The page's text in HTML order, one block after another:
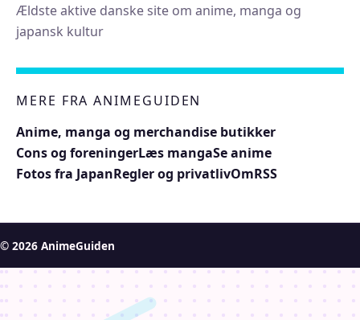
Ældste aktive danske site om anime, manga og
japansk kultur
MERE FRA ANIMEGUIDEN
Anime, manga og merchandise butikker
Cons og foreningerLæs mangaSe anime
Fotos fra JapanRegler og privatlivOmRSS
© 2026 AnimeGuiden